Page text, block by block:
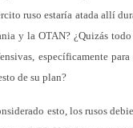
ruso estaría atada allí
y la OTAN? ¿Quizás
específicamente
de su plan?
esto, los rusos